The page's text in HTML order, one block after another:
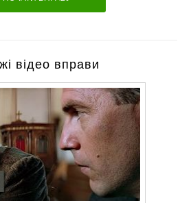
відео вправи